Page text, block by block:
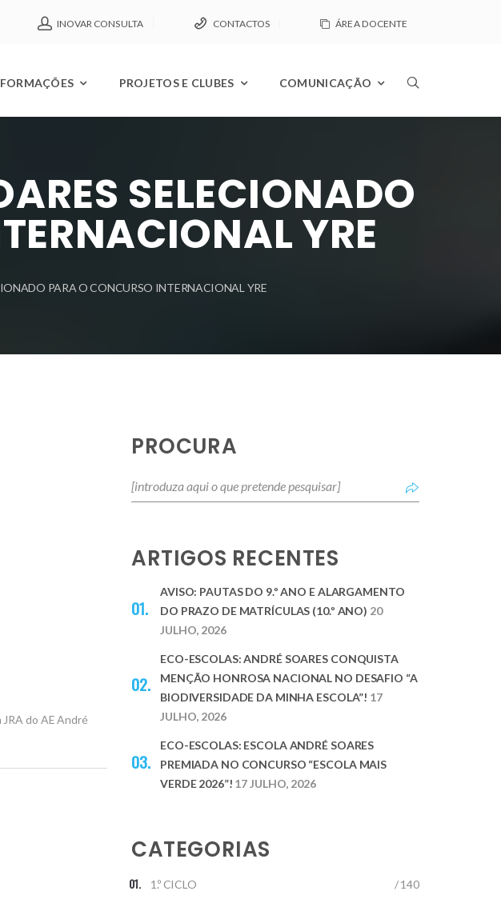
INOVAR CONSULTA CONTACTOS ÁREA DOCENTE
PROJETOS E CLUBES COMUNICAÇÃO
SELECIONADO
YRE
PARA O CONCURSO INTERNACIONAL YRE
do AE André
PROCURA
ARTIGOS RECENTES
AVISO: PAUTAS DO 9.º ANO E ALARGAMENTO
DO PRAZO DE MATRÍCULAS (10.º ANO) 20
JULHO, 2026
ECO-ESCOLAS: ANDRÉ SOARES CONQUISTA
MENÇÃO HONROSA NACIONAL NO DESAFIO “A
BIODIVERSIDADE DA MINHA ESCOLA”! 17
JULHO, 2026
ECO-ESCOLAS: ESCOLA ANDRÉ SOARES
PREMIADA NO CONCURSO “ESCOLA MAIS
VERDE 2026”! 17 JULHO, 2026
CATEGORIAS
1.º CICLO / 140